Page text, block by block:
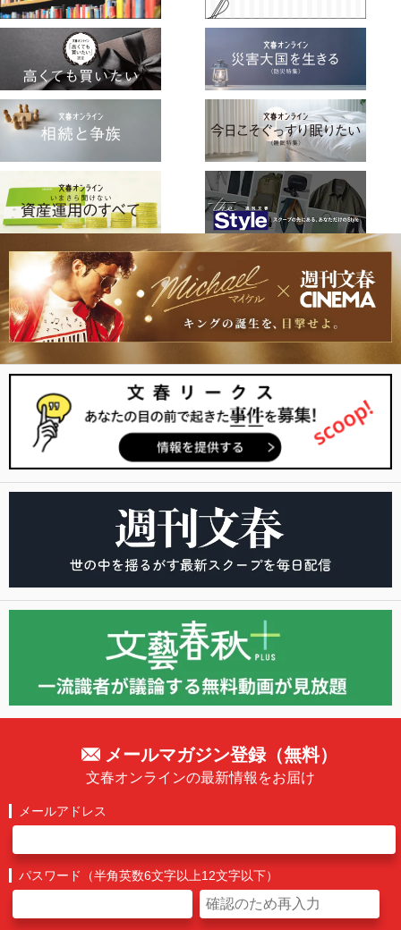
メールマガジン登録（無料）
文春オンラインの最新情報をお届け
メールアドレス
パスワード（半角英数6文字以上12文字以下）